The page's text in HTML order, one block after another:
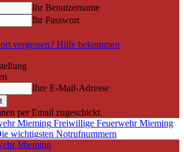
Ihr Benutzername
Ihr Passwort
vergessen? Hilfe bekommen
Ihre E-Mail-Adresse
per Email zugeschickt.
Freiwillige Feuerwehr Mieming